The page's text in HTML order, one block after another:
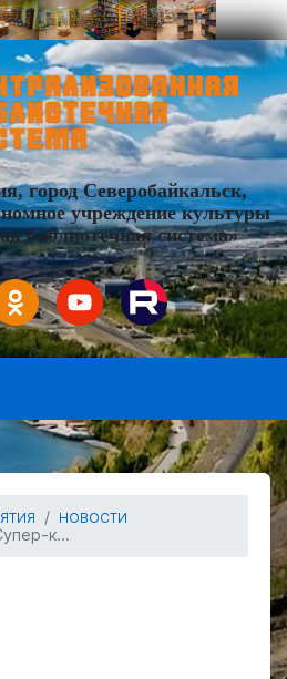
город Северобайкальск,
учреждение культуры
библиотечная система»
НОВОСТИ
к...